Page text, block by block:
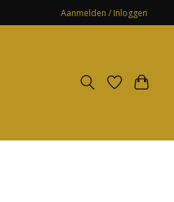
Aanmelden / Inloggen